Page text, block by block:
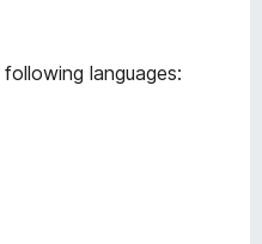
languages: